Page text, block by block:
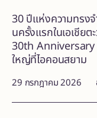
29 กรกฎาคม 2026
30 ปีแห่งความทรง
นครั้งแรกในเอเชีย
30th Anniversary
ใหญ่ที่ไอคอนสยาม